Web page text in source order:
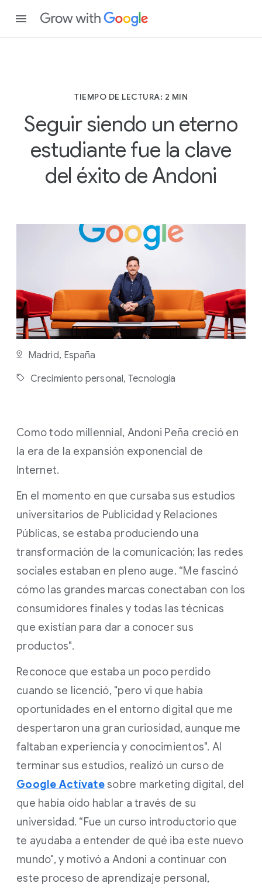
TIEMPO DE LECTURA: 2 MIN
Seguir siendo un eterno
estudiante fue la clave
del éxito de Andoni
M
E
C
T
U
R
A
:
M
Madrid, España
Crecimiento personal,Tecnología
Como todo millennial, Andoni Peña creció en
la era de la expansión exponencial de
Internet.
En el momento en que cursaba sus estudios
universitarios de Publicidad y Relaciones
Públicas, se estaba produciendo una
transformación de la comunicación; las redes
sociales estaban en pleno auge. “Me fascinó
cómo las grandes marcas conectaban con los
consumidores finales y todas las técnicas
que existían para dar a conocer sus
productos".
Reconoce que estaba un poco perdido
cuando se licenció, "pero vi que había
oportunidades en el entorno digital que me
despertaron una gran curiosidad, aunque me
faltaban experiencia y conocimientos". Al
terminar sus estudios, realizó un curso de
Google Actívatesobre marketing digital, del
que había oído hablar a través de su
universidad. “Fue un curso introductorio que
te ayudaba a entender de qué iba este nuevo
mundo", y motivó a Andoni a continuar con
este proceso de aprendizaje personal,